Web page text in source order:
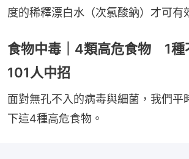
度的稀釋漂白水（次氯酸鈉）才可有
食物中毒｜4類高危食物 1種
101人中招
面對無孔不入的病毒與細菌，我們平
下這4種高危食物。